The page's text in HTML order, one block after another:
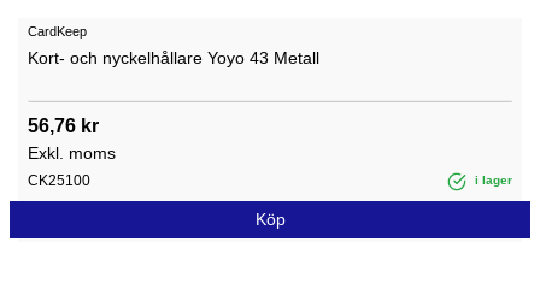
CardKeep
Kort- och nyckelhållare Yoyo 43 Metall
56,76 kr
Exkl. moms
CK25100 i lager
Köp